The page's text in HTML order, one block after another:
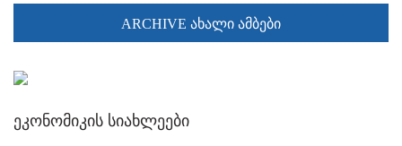
ARCHIVE ახალი ამბები
ეკონომიკის სიახლეები